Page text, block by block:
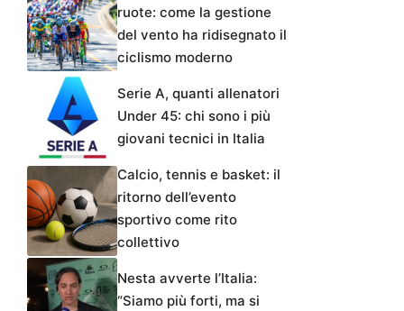
ruote: come la gestione
del vento ha ridisegnato il
ciclismo moderno
Serie A, quanti allenatori
Under 45: chi sono i più
giovani tecnici in Italia
Calcio, tennis e basket: il
ritorno dell’evento
sportivo come rito
collettivo
Nesta avverte l’Italia:
“Siamo più forti, ma si